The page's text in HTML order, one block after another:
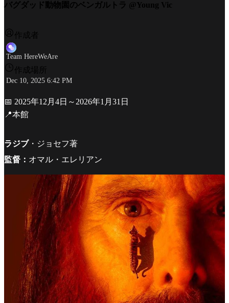
バグダッド動物園のベンガルトラ @Young Vic
作成者
Team HereWeAre
作成場所
Dec 10, 2025 6:42 PM
📅 2025年12月4日～2026年1月31日
📍本館
ラジブ・ジョセフ著
監督： オマル・エレリアン